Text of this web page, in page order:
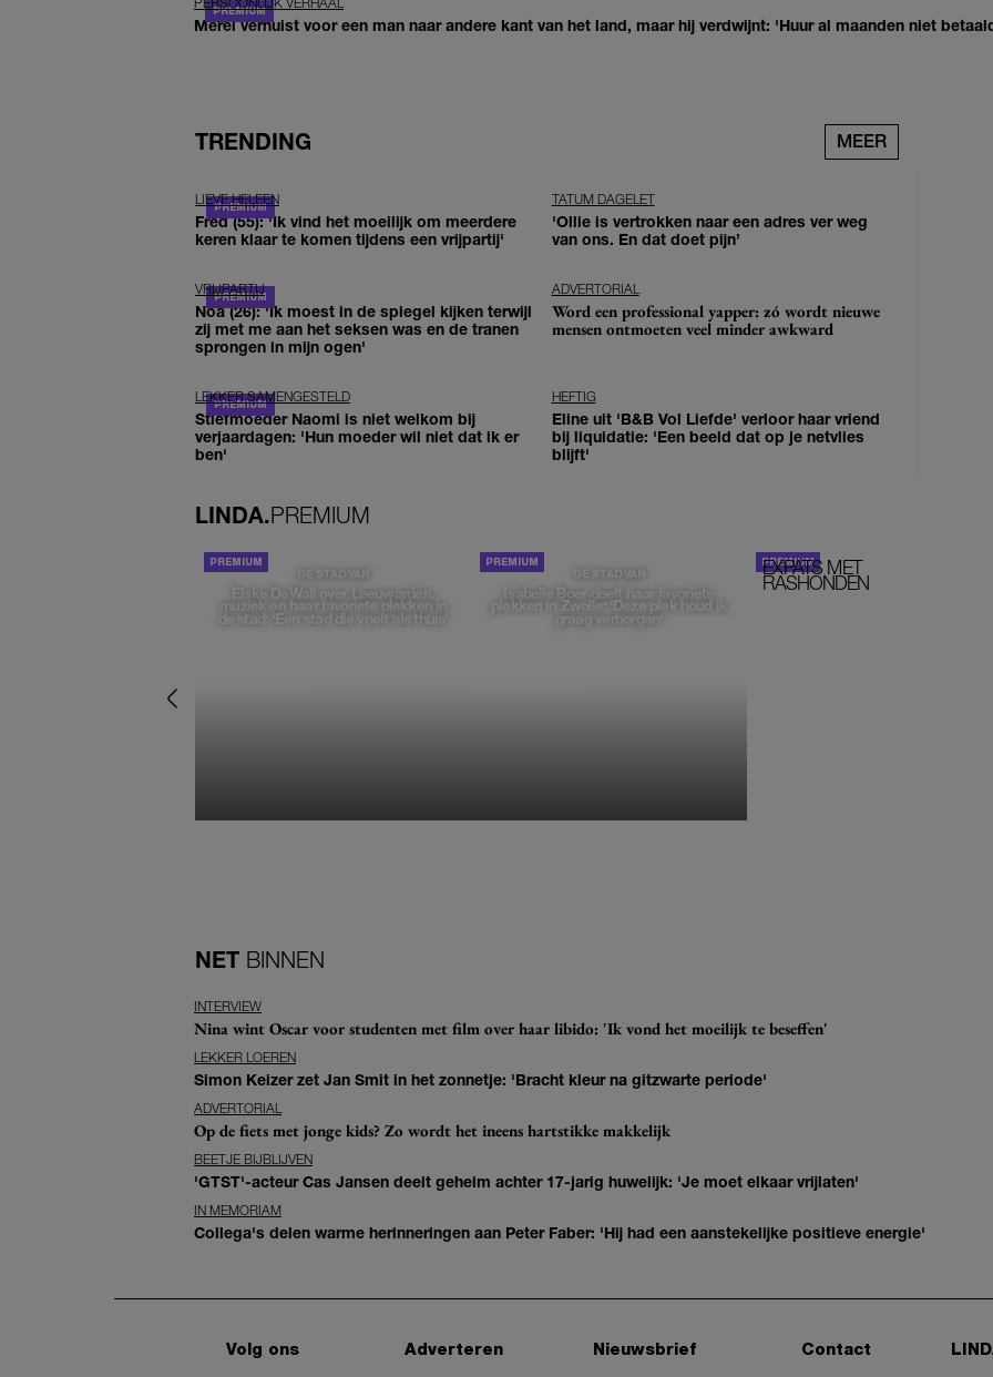
Merel verhuist voor een man naar andere kant van het land, maar hij verdwijnt: 'Huur al maanden niet
TRENDING MEER
LIEVE HELEEN
Fred (55): 'Ik vind het moeilijk om meerdere
keren klaar te komen tijdens een vrijpartij'
TATUM DAGELET
'Ollie is vertrokken naar een adres ver weg
van ons. En dat doet pijn’
VRIJPARTIJ
Noa (26): 'Ik moest in de spiegel kijken terwijl
zij met me aan het seksen was en de tranen
sprongen in mijn ogen'
ADVERTORIAL
Word een professional yapper: zó wordt nieuwe
mensen ontmoeten veel minder awkward
LEKKER SAMENGESTELD
Stiefmoeder Naomi is niet welkom bij
verjaardagen: 'Hun moeder wil niet dat ik er
ben'
HEFTIG
Eline uit 'B&B Vol Liefde' verloor haar vriend
bij liquidatie: 'Een beeld dat op je netvlies
blijft'
LINDA.PREMIUM
DE STAD VAN
Elske DeWall over Leeuwarden,
muziek en haar favoriete plekken in
de stad: 'Een stad die voelt als thuis'
DE STAD VAN
Isabelle Boer deelt haar favoriete
plekken in Zwolle: 'Deze plek houd ik
graag verborgen'
EXPATS MET
RASHONDEN
NET BINNEN
INTERVIEW
Nina wint Oscar voor studenten met film over haar libido: 'Ik vond het moeilijk te beseffen'
LEKKER LOEREN
Simon Keizer zet Jan Smit in het zonnetje: 'Bracht kleur na gitzwarte periode'
ADVERTORIAL
Op de fiets met jonge kids? Zo wordt het ineens hartstikke makkelijk
BEETJE BIJBLIJVEN
'GTST'-acteur Cas Jansen deelt geheim achter 17-jarig huwelijk: 'Je moet elkaar vrijlaten'
IN MEMORIAM
Collega's delen warme herinneringen aan Peter Faber: 'Hij had een aanstekelijke positieve energie'
Volg ons
Adverteren
Nieuwsbrief
Contact